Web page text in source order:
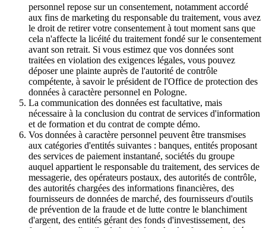
personnel repose sur un consentement, notamment accordé
aux fins de marketing du responsable du traitement, vous avez
le droit de retirer votre consentement à tout moment sans que
cela n'affecte la licéité du traitement fondé sur le consentement
avant son retrait. Si vous estimez que vos données sont
traitées en violation des exigences légales, vous pouvez
déposer une plainte auprès de l'autorité de contrôle
compétente, à savoir le président de l'Office de protection des
données à caractère personnel en Pologne.
La communication des données est facultative, mais
nécessaire à la conclusion du contrat de services d'information
et de formation et du contrat de compte démo.
Vos données à caractère personnel peuvent être transmises
aux catégories d'entités suivantes : banques, entités proposant
des services de paiement instantané, sociétés du groupe
auquel appartient le responsable du traitement, des services de
messagerie, des opérateurs postaux, des autorités de contrôle,
des autorités chargées des informations financières, des
fournisseurs de données de marché, des fournisseurs d'outils
de prévention de la fraude et de lutte contre le blanchiment
d'argent, des entités gérant des fonds d'investissement, des